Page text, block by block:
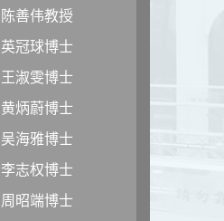
陈善伟教授
英冠球博士
王淑雯博士
黄炳蔚博士
吴海雅博士
李志权博士
周昭端博士